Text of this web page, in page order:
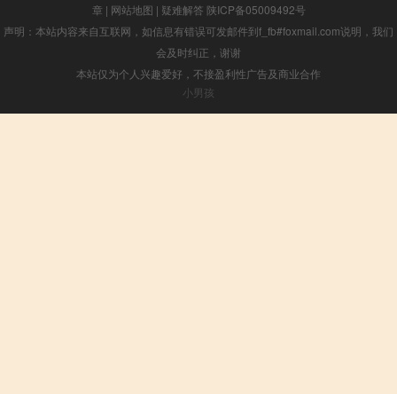
章 | 网站地图 | 疑难解答 陕ICP备05009492号
声明：本站内容来自互联网，如信息有错误可发邮件到f_fb#foxmail.com说明，我们
会及时纠正，谢谢
本站仅为个人兴趣爱好，不接盈利性广告及商业合作
小男孩